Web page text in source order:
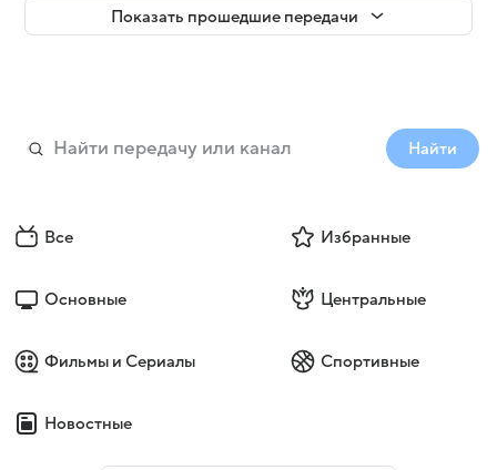
Показать прошедшие передачи
Найти
Все Избранные
Основные Центральные
Фильмы и Сериалы Спортивные
Новостные